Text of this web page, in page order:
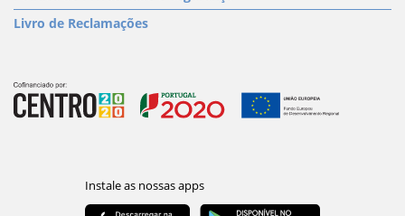
Livro de Reclamações